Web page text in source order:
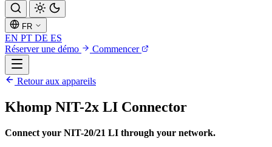
FR
EN PT DE ES
Réserver une démo
Commencer
Retour aux appareils
Khomp NIT-2x LI Connector
Connect your NIT-20/21 LI through your network.